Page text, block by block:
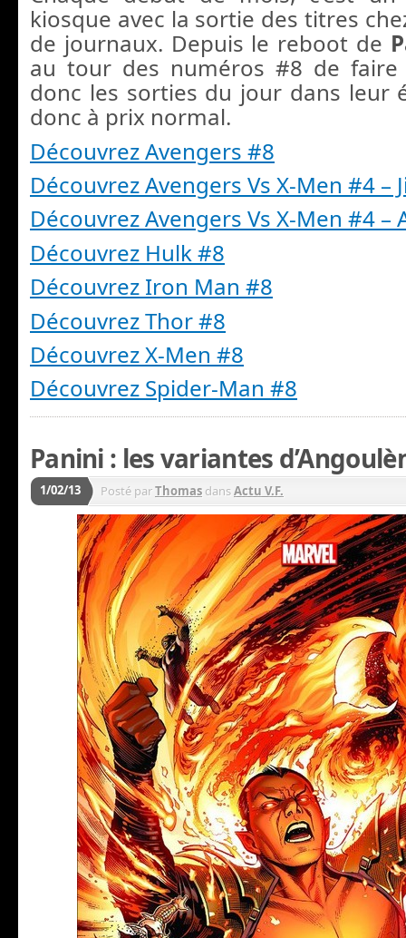
kiosque avec la sortie des titres
de journaux. Depuis le reboot de
au tour des numéros #8 de faire
donc les sorties du jour dans leur
donc à prix normal.
Découvrez Avengers #8
Découvrez Avengers Vs X-Men #4 –
Découvrez Avengers Vs X-Men #4 –
Découvrez Hulk #8
Découvrez Iron Man #8
Découvrez Thor #8
Découvrez X-Men #8
Découvrez Spider-Man #8
Panini : les variantes
1/02/13 Posté parThomas dansActu V.F.